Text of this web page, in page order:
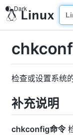
检查或设置系统
补充说明
chkconfig命令